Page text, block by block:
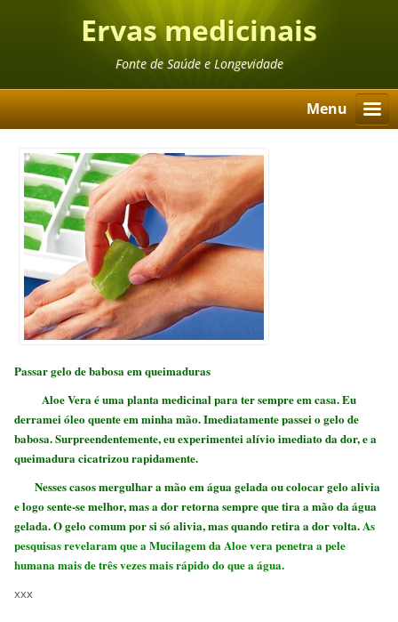
Ervas medicinais
Fonte de Saúde e Longevidade
Menu
Passar gelo de babosa em queimaduras
Aloe Vera é uma planta medicinal para ter sempre em casa. Eu
derramei óleo quente em minha mão. Imediatamente passei o gelo de
babosa. Surpreendentemente, eu experimentei alívio imediato da dor, e a
queimadura cicatrizou rapidamente.
Nesses casos mergulhar a mão em água gelada ou colocar gelo alivia
e logo sente-se melhor, mas a dor retorna sempre que tira a mão da água
gelada. O gelo comum por si só alivia, mas quando retira a dor volta. As
pesquisas revelaram que a Mucilagem da Aloe vera penetra a pele
humana mais de três vezes mais rápido do que a água.
xxx